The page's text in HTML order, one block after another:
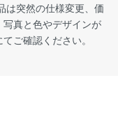
は突然の仕様変更、価
真と色やデザインが
ご確認ください。